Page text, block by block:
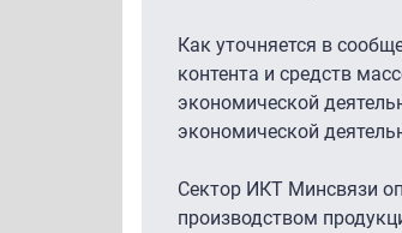
Как уточняется в
контента и средств
экономической
экономической
Сектор ИКТ Минсвязи
производством